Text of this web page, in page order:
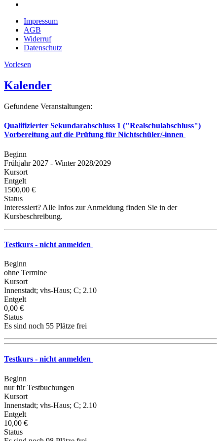
Impressum
AGB
Widerruf
Datenschutz
Vorlesen
Kalender
Gefundene Veranstaltungen:
Qualifizierter Sekundarabschluss 1 ("Realschulabschluss")
Vorbereitung auf die Prüfung für Nichtschüler/-innen
Beginn
Frühjahr 2027 - Winter 2028/2029
Kursort
Entgelt
1500,00 €
Status
Interessiert? Alle Infos zur Anmeldung finden Sie in der
Kursbeschreibung.
Testkurs - nicht anmelden
Beginn
ohne Termine
Kursort
Innenstadt; vhs-Haus; C; 2.10
Entgelt
0,00 €
Status
Es sind noch 55 Plätze frei
Testkurs - nicht anmelden
Beginn
nur für Testbuchungen
Kursort
Innenstadt; vhs-Haus; C; 2.10
Entgelt
10,00 €
Status